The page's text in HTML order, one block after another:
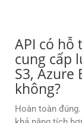
API có hỗ
cung cấp
S3, Azure
không?
Hoàn toàn